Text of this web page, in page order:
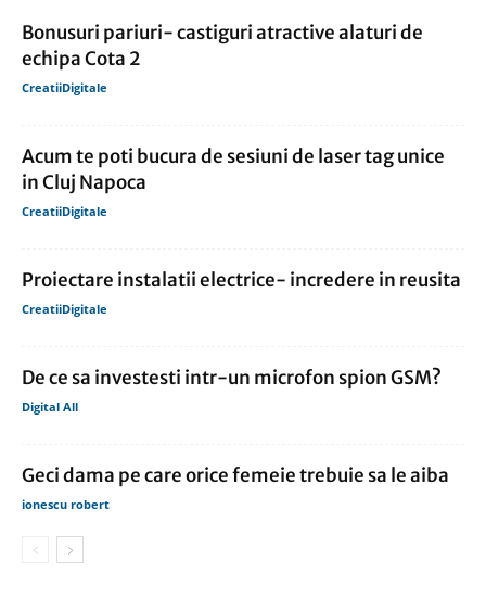
Bonusuri pariuri- castiguri atractive alaturi de
echipa Cota 2
CreatiiDigitale
Acum te poti bucura de sesiuni de laser tag unice
in Cluj Napoca
CreatiiDigitale
Proiectare instalatii electrice- incredere in reusita
CreatiiDigitale
De ce sa investesti intr-un microfon spion GSM?
Digital All
Geci dama pe care orice femeie trebuie sa le aiba
ionescu robert